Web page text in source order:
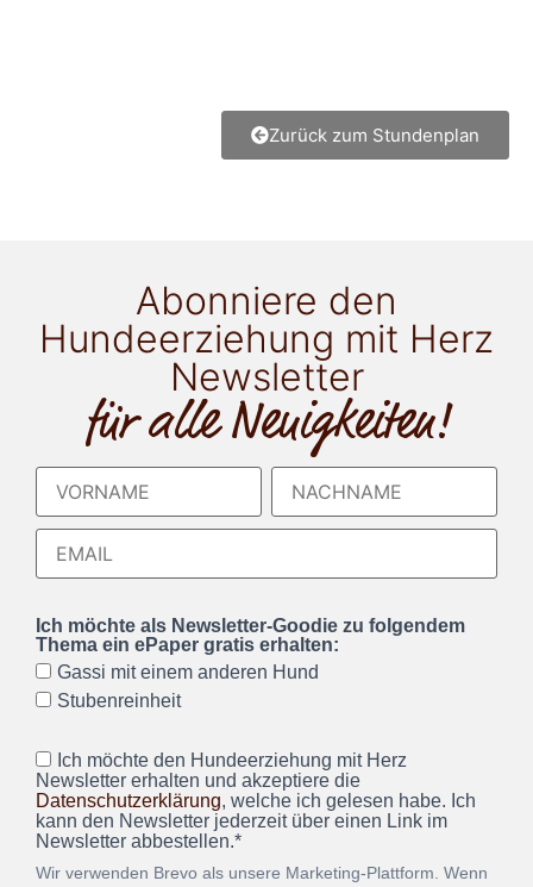
Zurück zum Stundenplan
Abonniere den
Hundeerziehung mit Herz
Newsletter
für alle Neuigkeiten!
Ich möchte als Newsletter-Goodie zu folgendem
Thema ein ePaper gratis erhalten:
Gassi mit einem anderen Hund
Stubenreinheit
Ich möchte den Hundeerziehung mit Herz
Newsletter erhalten und akzeptiere die
Datenschutzerklärung, welche ich gelesen habe. Ich
kann den Newsletter jederzeit über einen Link im
Newsletter abbestellen.*
Wir verwenden Brevo als unsere Marketing-Plattform. Wenn